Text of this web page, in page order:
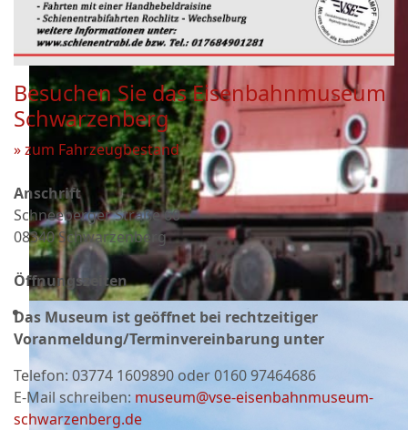
Besuchen Sie das Eisenbahnmuseum
Schwarzenberg
» zum Fahrzeugbestand
Anschrift
Schneeberger Straße 60
08340 Schwarzenberg
Öffnungszeiten
Das Museum ist geöffnet bei rechtzeitiger
Voranmeldung/Terminvereinbarung unter
Telefon: 03774 1609890 oder 0160 97464686
E-Mail schreiben: museum@vse-eisenbahnmuseum-
schwarzenberg.de